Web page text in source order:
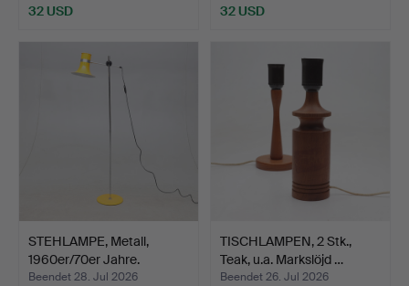
32 USD 32 USD
STEHLAMPE, Metall,
1960er/70er Jahre.
Beendet 28. Jul 2026
TISCHLAMPEN, 2 Stk.,
Teak, u.a. Markslöjd …
Beendet 26. Jul 2026